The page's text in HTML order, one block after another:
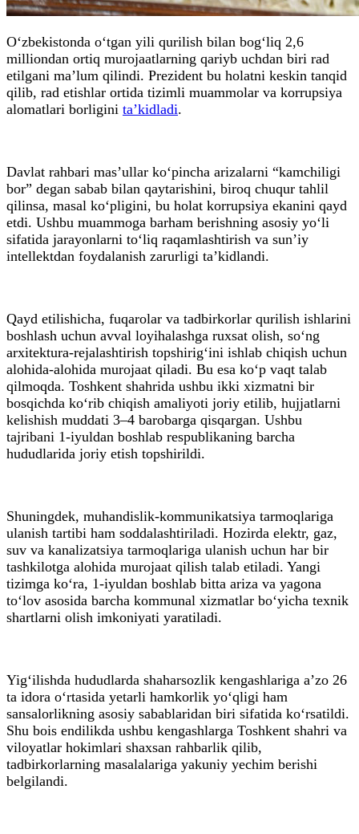
O‘zbekistonda o‘tgan yili qurilish bilan bog‘liq 2,6
milliondan ortiq murojaatlarning qariyb uchdan biri rad
etilgani ma’lum qilindi. Prezident bu holatni keskin tanqid
qilib, rad etishlar ortida tizimli muammolar va korrupsiya
alomatlari borligini ta’kidladi.
Davlat rahbari mas’ullar ko‘pincha arizalarni “kamchiligi
bor” degan sabab bilan qaytarishini, biroq chuqur tahlil
qilinsa, masal ko‘pligini, bu holat korrupsiya ekanini qayd
etdi. Ushbu muammoga barham berishning asosiy yo‘li
sifatida jarayonlarni to‘liq raqamlashtirish va sun’iy
intellektdan foydalanish zarurligi ta’kidlandi.
Qayd etilishicha, fuqarolar va tadbirkorlar qurilish ishlarini
boshlash uchun avval loyihalashga ruxsat olish, so‘ng
arxitektura-rejalashtirish topshirig‘ini ishlab chiqish uchun
alohida-alohida murojaat qiladi. Bu esa ko‘p vaqt talab
qilmoqda. Toshkent shahrida ushbu ikki xizmatni bir
bosqichda ko‘rib chiqish amaliyoti joriy etilib, hujjatlarni
kelishish muddati 3–4 barobarga qisqargan. Ushbu
tajribani 1-iyuldan boshlab respublikaning barcha
hududlarida joriy etish topshirildi.
Shuningdek, muhandislik-kommunikatsiya tarmoqlariga
ulanish tartibi ham soddalashtiriladi. Hozirda elektr, gaz,
suv va kanalizatsiya tarmoqlariga ulanish uchun har bir
tashkilotga alohida murojaat qilish talab etiladi. Yangi
tizimga ko‘ra, 1-iyuldan boshlab bitta ariza va yagona
to‘lov asosida barcha kommunal xizmatlar bo‘yicha texnik
shartlarni olish imkoniyati yaratiladi.
Yig‘ilishda hududlarda shaharsozlik kengashlariga a’zo 26
ta idora o‘rtasida yetarli hamkorlik yo‘qligi ham
sansalorlikning asosiy sabablaridan biri sifatida ko‘rsatildi.
Shu bois endilikda ushbu kengashlarga Toshkent shahri va
viloyatlar hokimlari shaxsan rahbarlik qilib,
tadbirkorlarning masalalariga yakuniy yechim berishi
belgilandi.